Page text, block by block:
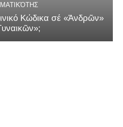
Κώδικα σέ «Ἀνδρῶν»